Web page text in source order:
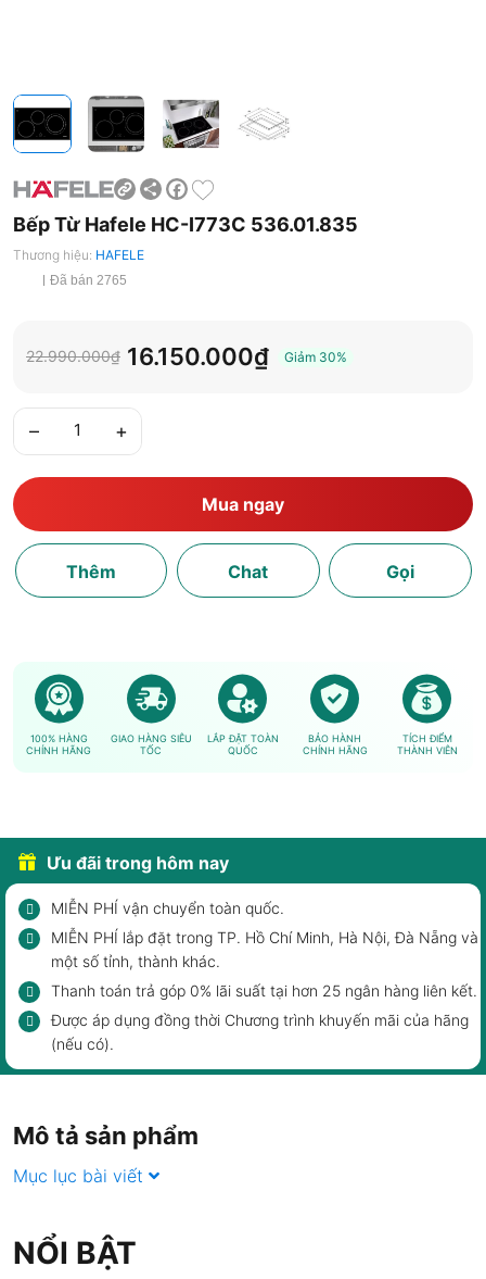
ShareFacebook
Bếp Từ Hafele HC-I773C 536.01.835
Thương hiệu: HAFELE
Đã bán 2765
22.990.000₫ 16.150.000₫ Giảm 30%
– +
Mua ngay
Thêm Chat Gọi
100% HÀNG
CHÍNH HÃNG
GIAO HÀNG SIÊU
TỐC
LẮP ĐẶT TOÀN
QUỐC
BẢO HÀNH
CHÍNH HÃNG
TÍCH ĐIỂM
THÀNH VIÊN
Ưu đãi trong hôm nay
MIỄN PHÍ vận chuyển toàn quốc.
MIỄN PHÍ lắp đặt trong TP. Hồ Chí Minh, Hà Nội, Đà Nẵng và
một số tỉnh, thành khác.
Thanh toán trả góp 0% lãi suất tại hơn 25 ngân hàng liên kết.
Được áp dụng đồng thời Chương trình khuyến mãi của hãng
(nếu có).
Mô tả sản phẩm
Mục lục bài viết
NỔI BẬT